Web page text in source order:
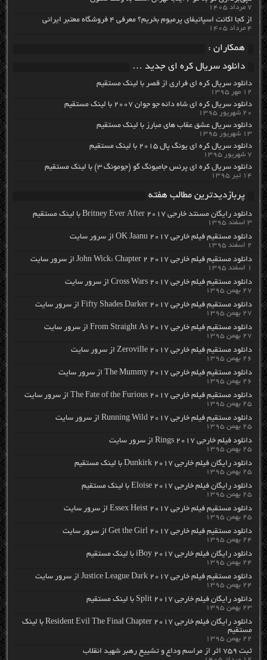
۷ مرداد ۱۴۰۵
از کجا اکانت اسپاتیفای پرمیوم بخریم؟ معرفی ۴ فروشگاه معتبر ایرانی
۴ مرداد ۱۴۰۵
همکاران :
دانلود سریال کره ای جدید …
دانلود سریال کره ای فراری از قصر با لینک مستقیم
۱۲ مهر ۱۳۹۵
دانلود سریال کره ای شاه دائه جو جوان ۲۰۰۷ با لینک مستقیم
۲۰ شهریور ۱۳۹۵
دانلود سریال عشق عقاب های مبارز با لینک مستقیم
۱۳ شهریور ۱۳۹۵
دانلود سریال کره ای یونگ پال ۲۰۱۵ با لینک مستقیم
۷ شهریور ۱۳۹۵
دانلود سریال کره ای پرنس جامیونگ گو (جومونگ ۳) با لینک مستقیم
۱۴ تیر ۱۳۹۵
پربازدیدترین مطالب هفته
دانلود رایگان مسنتد خارجی Britney Ever After 2017 با لینک مستقیم
۳ اسفند ۱۳۹۵
دانلود مستقیم فیلم خارجی OK Jaanu 2017 از سرور سایت
۲ اسفند ۱۳۹۵
دانلود مستقیم فیلم خارجی John Wick: Chapter 2 2017 از سرور سایت
۱ اسفند ۱۳۹۵
دانلود مستقیم فیلم خارجی Cross Wars 2017 از سرور سایت
۲۷ بهمن ۱۳۹۵
دانلود مستقیم فیلم خارجی Fifty Shades Darker 2017 از سرور سایت
۲۷ بهمن ۱۳۹۵
دانلود مستقیم فیلم خارجی From Straight As 2017 از سرور سایت
۲۷ بهمن ۱۳۹۵
دانلود مستقیم فیلم خارجی Zeroville 2017 از سرور سایت
۲۶ بهمن ۱۳۹۵
دانلود مستقیم فیلم خارجی The Mummy 2017 از سرور سایت
۲۶ بهمن ۱۳۹۵
دانلود مستقیم فیلم خارجی The Fate of the Furious 2017 از سرور سایت
۲۵ بهمن ۱۳۹۵
دانلود مستقیم فیلم خارجی Running Wild 2017 از سرور سایت
۲۵ بهمن ۱۳۹۵
دانلود فیلم خارجی Rings 2017 از سرور سایت
۲۵ بهمن ۱۳۹۵
دانلود رایگان فیلم خارجی Dunkirk 2017 با لینک مستقیم
۲۵ بهمن ۱۳۹۵
دانلود رایگان فیلم خارجی Eloise 2017 با لینک مستقیم
۲۵ بهمن ۱۳۹۵
دانلود مستقیم فیلم خارجی Essex Heist 2017 از سرور سایت
۲۵ بهمن ۱۳۹۵
دانلود مستقیم فیلم خارجی Get the Girl 2017 از سرور سایت
۲۴ بهمن ۱۳۹۵
دانلود رایگان فیلم خارجی iBoy 2017 با لینک مستقیم
۲۴ بهمن ۱۳۹۵
دانلود مستقیم فیلم خارجی Justice League Dark 2017 از سرور سایت
۲۴ بهمن ۱۳۹۵
دانلود رایگان فیلم خارجی Split 2017 با لینک مستقیم
۲۳ بهمن ۱۳۹۵
دانلود رایگان فیلم خارجی Resident Evil The Final Chapter 2017 با لینک
مستقیم
۲۲ بهمن ۱۳۹۵
ثبت ۷۵۹ اثر از مراسم وداع و تشییع رهبر شهید انقلاب